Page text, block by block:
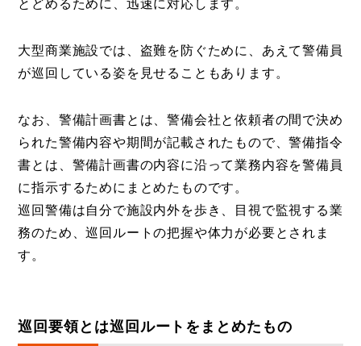
とどめるために、迅速に対応します。
大型商業施設では、盗難を防ぐために、あえて警備員
が巡回している姿を見せることもあります。
なお、警備計画書とは、警備会社と依頼者の間で決め
られた警備内容や期間が記載されたもので、警備指令
書とは、警備計画書の内容に沿って業務内容を警備員
に指示するためにまとめたものです。
巡回警備は自分で施設内外を歩き、目視で監視する業
務のため、巡回ルートの把握や体力が必要とされま
す。
巡回要領とは巡回ルートをまとめたもの